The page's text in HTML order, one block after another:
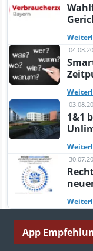
1&1
App